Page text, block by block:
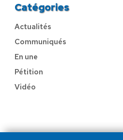
Catégories
Actualités
Communiqués
En une
Pétition
Vidéo